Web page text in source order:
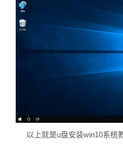
以上就是u盘安装win10系统教